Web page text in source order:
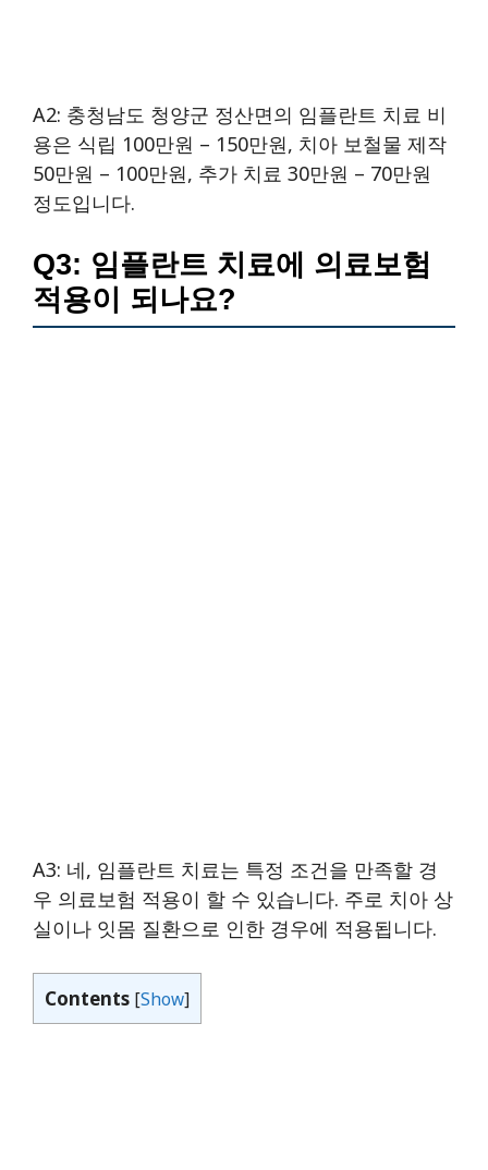
A2: 충청남도 청양군 정산면의 임플란트 치료 비
용은 식립 100만원 – 150만원, 치아 보철물 제작
50만원 – 100만원, 추가 치료 30만원 – 70만원
정도입니다.
Q3: 임플란트 치료에 의료보험
적용이 되나요?
A3: 네, 임플란트 치료는 특정 조건을 만족할 경
우 의료보험 적용이 할 수 있습니다. 주로 치아 상
실이나 잇몸 질환으로 인한 경우에 적용됩니다.
Contents [Show]